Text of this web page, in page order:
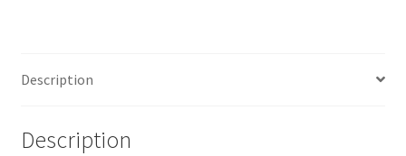
Description
Description